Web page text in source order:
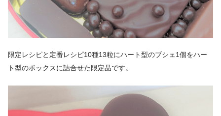
限定レシピと定番レシピ10種13粒にハート型のブシェ1個をハー
ト型のボックスに詰合せた限定品です。